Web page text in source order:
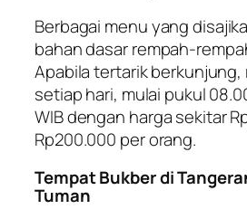
Berbagai menu yang
bahan dasar rempah-
Apabila tertarik
setiap hari, mulai pukul
WIB dengan harga sekitar
Rp200.000 per orang.
Tempat Bukber di
Tuman